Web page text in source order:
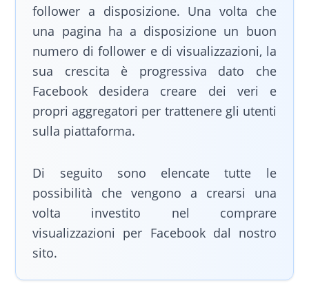
follower a disposizione. Una volta che
una pagina ha a disposizione un buon
numero di follower e di visualizzazioni, la
sua crescita è progressiva dato che
Facebook desidera creare dei veri e
propri aggregatori per trattenere gli utenti
sulla piattaforma.
Di seguito sono elencate tutte le
possibilità che vengono a crearsi una
volta investito nel comprare
visualizzazioni per Facebook dal nostro
sito.